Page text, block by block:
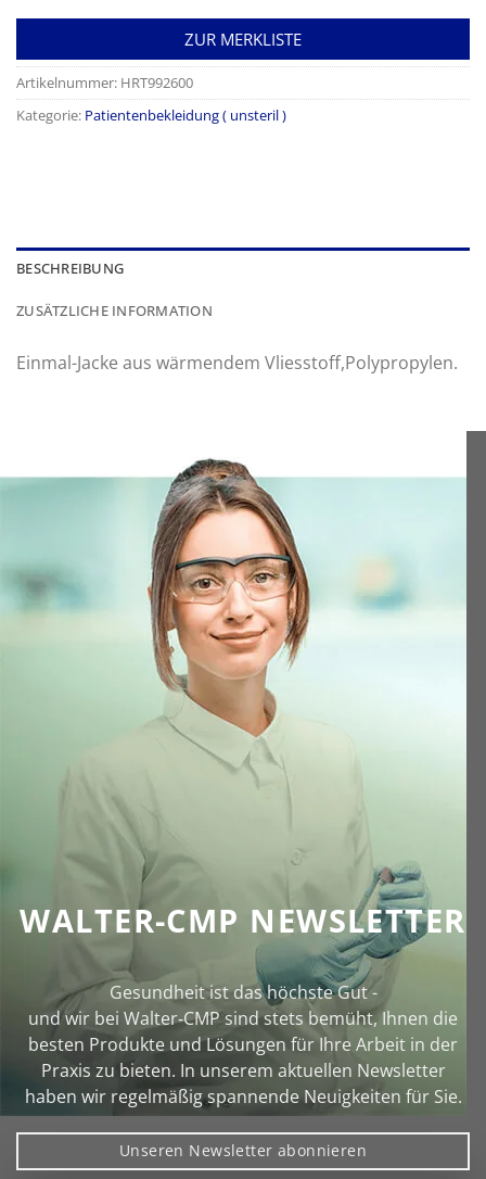
ZUR MERKLISTE
Artikelnummer: HRT992600
Kategorie: Patientenbekleidung ( unsteril )
BESCHREIBUNG
ZUSÄTZLICHE INFORMATION
Einmal-Jacke aus wärmendem Vliesstoff,Polypropylen.
WALTER-CMP NEWSLETTER
Gesundheit ist das höchste Gut -
und wir bei Walter‑CMP sind stets bemüht, Ihnen die
besten Produkte und Lösungen für Ihre Arbeit in der
Praxis zu bieten. In unserem aktuellen Newsletter
haben wir regelmäßig spannende Neuigkeiten für Sie.
Unseren Newsletter abonnieren